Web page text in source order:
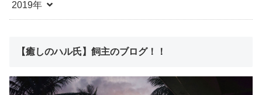
2019年
【癒しのハル氏】飼主のブログ！！